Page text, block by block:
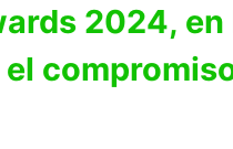
2024, en